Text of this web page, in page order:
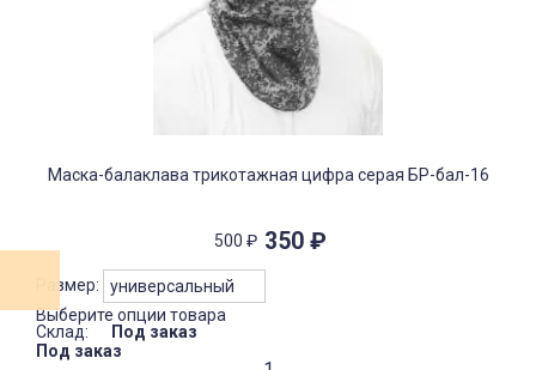
Маска-балаклава трикотажная цифра серая БР-бал-16
500 ₽ 350 ₽
Размер:
Выберите опции товара
Склад:
Под заказ
Под заказ